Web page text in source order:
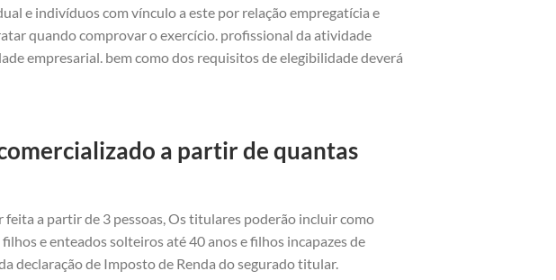
e indivíduos com vínculo a este por relação empregatícia e
quando comprovar o exercício. profissional da atividade
empresarial. bem como dos requisitos de elegibilidade deverá
a partir de quantas
feita a partir de 3 pessoas, Os titulares poderão incluir como
e enteados solteiros até 40 anos e filhos incapazes de
declaração de Imposto de Renda do segurado titular.